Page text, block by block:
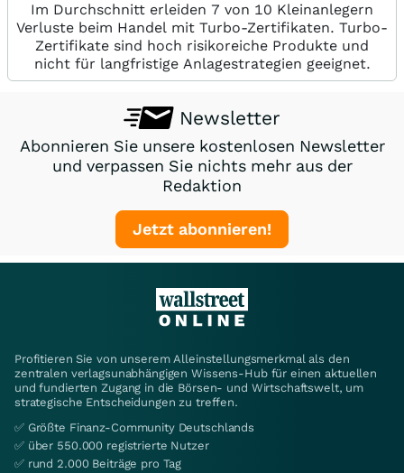
Im Durchschnitt erleiden 7 von 10 Kleinanlegern
Verluste beim Handel mit Turbo-Zertifikaten. Turbo-
Zertifikate sind hoch risikoreiche Produkte und
nicht für langfristige Anlagestrategien geeignet.
Newsletter
Abonnieren Sie unsere kostenlosen Newsletter
und verpassen Sie nichts mehr aus der
Redaktion
Jetzt abonnieren!
Profitieren Sie von unserem Alleinstellungsmerkmal als den
zentralen verlagsunabhängigen Wissens-Hub für einen aktuellen
und fundierten Zugang in die Börsen- und Wirtschaftswelt, um
strategische Entscheidungen zu treffen.
✅ Größte Finanz-Community Deutschlands
✅ über 550.000 registrierte Nutzer
✅ rund 2.000 Beiträge pro Tag